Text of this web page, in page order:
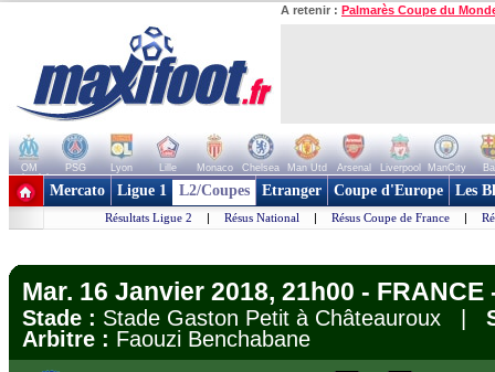
A retenir : Palmarès Coupe du
OM PSG Lyon Lille Monaco Chelsea Man Utd Arsenal Liverpool ManCity
+ de clubs
Mercato Ligue 1 L2/Coupes Etranger Coupe d'Europe Les
Résultats Ligue 2 | Résus National | Résus Coupe de France |
Mar. 16 Janvier 2018, 21h00 - FRANCE
Stade : Stade Gaston Petit à Châteauroux |
Arbitre : Faouzi Benchabane